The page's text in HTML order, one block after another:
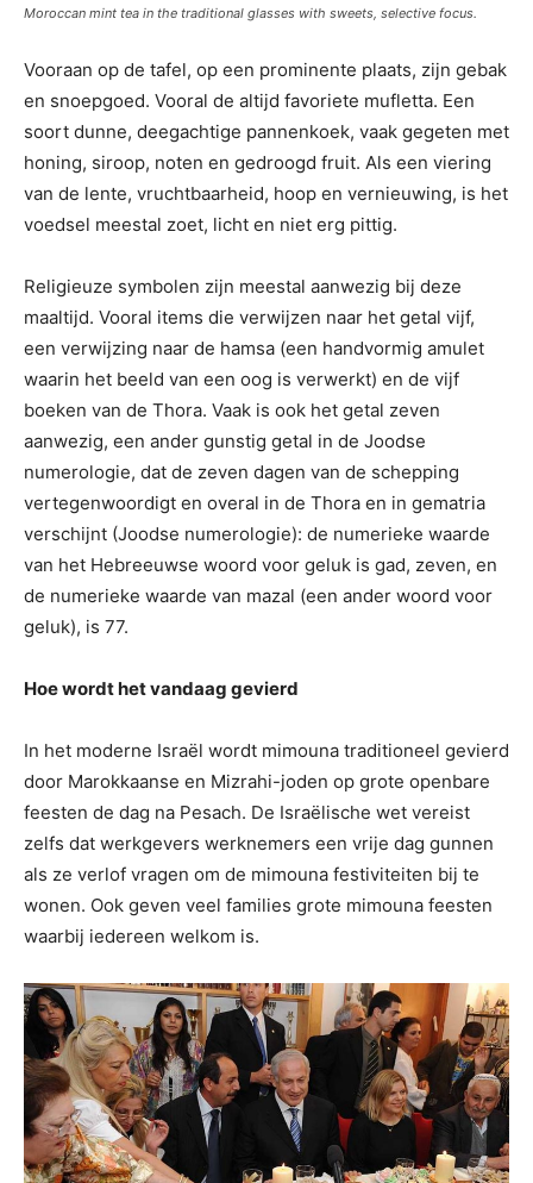
Moroccan mint tea in the traditional glasses with sweets, selective focus.
Vooraan op de tafel, op een prominente plaats, zijn gebak
en snoepgoed. Vooral de altijd favoriete mufletta. Een
soort dunne, deegachtige pannenkoek, vaak gegeten met
honing, siroop, noten en gedroogd fruit. Als een viering
van de lente, vruchtbaarheid, hoop en vernieuwing, is het
voedsel meestal zoet, licht en niet erg pittig.
Religieuze symbolen zijn meestal aanwezig bij deze
maaltijd. Vooral items die verwijzen naar het getal vijf,
een verwijzing naar de hamsa (een handvormig amulet
waarin het beeld van een oog is verwerkt) en de vijf
boeken van de Thora. Vaak is ook het getal zeven
aanwezig, een ander gunstig getal in de Joodse
numerologie, dat de zeven dagen van de schepping
vertegenwoordigt en overal in de Thora en in gematria
verschijnt (Joodse numerologie): de numerieke waarde
van het Hebreeuwse woord voor geluk is gad, zeven, en
de numerieke waarde van mazal (een ander woord voor
geluk), is 77.
Hoe wordt het vandaag gevierd
In het moderne Israël wordt mimouna traditioneel gevierd
door Marokkaanse en Mizrahi-joden op grote openbare
feesten de dag na Pesach. De Israëlische wet vereist
zelfs dat werkgevers werknemers een vrije dag gunnen
als ze verlof vragen om de mimouna festiviteiten bij te
wonen. Ook geven veel families grote mimouna feesten
waarbij iedereen welkom is.